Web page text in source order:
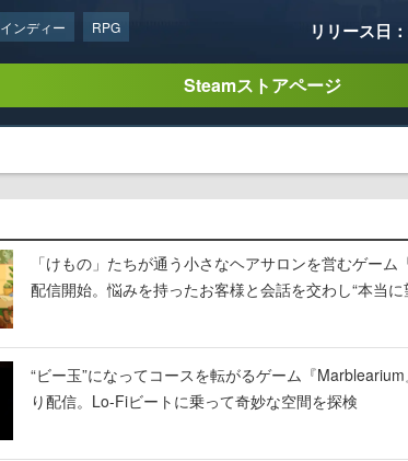
インディー RPG リリース日
Steamストアページ
「けもの」たちが通う小さなヘアサロンを営むゲー
配信開始。悩みを持ったお客様と会話を交わし“本当
“ビー玉”になってコースを転がるゲーム『
り配信。Lo-Fiビートに乗って奇妙な空間を探検